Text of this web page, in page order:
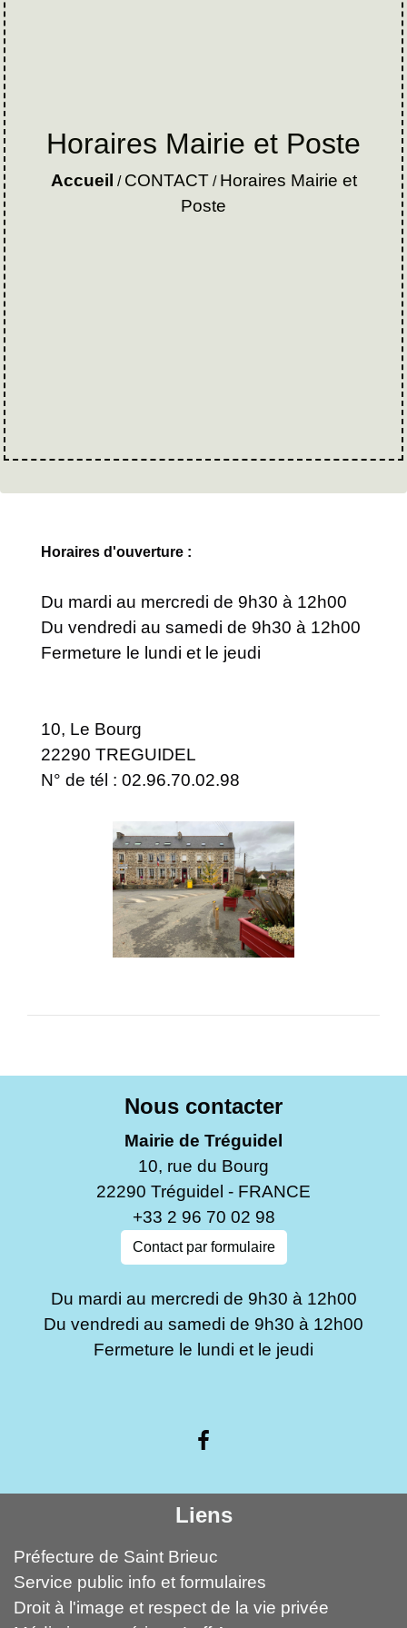
Horaires Mairie et Poste
Accueil / CONTACT / Horaires Mairie et
Poste
Horaires d'ouverture :
Du mardi au mercredi de 9h30 à 12h00
Du vendredi au samedi de 9h30 à 12h00
Fermeture le lundi et le jeudi
10, Le Bourg
22290 TREGUIDEL
N° de tél : 02.96.70.02.98
Nous contacter
Mairie de Tréguidel
10, rue du Bourg
22290 Tréguidel - FRANCE
+33 2 96 70 02 98
Contact par formulaire
Du mardi au mercredi de 9h30 à 12h00
Du vendredi au samedi de 9h30 à 12h00
Fermeture le lundi et le jeudi
Liens
Préfecture de Saint Brieuc
Service public info et formulaires
Droit à l'image et respect de la vie privée